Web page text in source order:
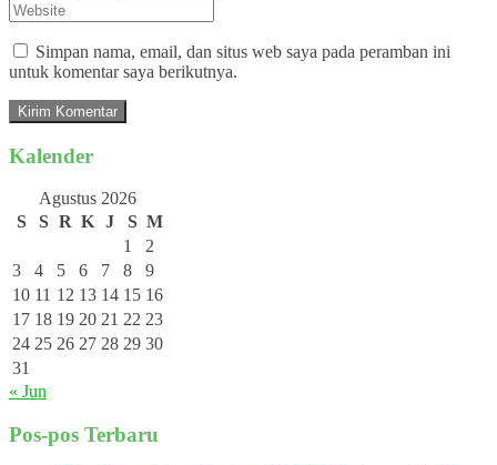
Simpan nama, email, dan situs web saya pada peramban ini
untuk komentar saya berikutnya.
Kalender
Agustus 2026
S
S R K J S M
1
2
3
4 5 6 7 8
9
10 11 12 13 14 15 16
17 18 19 20 21 22 23
24 25 26 27 28 29 30
31
« Jun
Pos-pos Terbaru